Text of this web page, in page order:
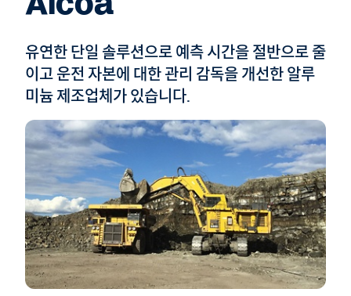
유연한 단일 솔루션으로 예측 시간을 절반으로 줄
이고 운전 자본에 대한 관리 감독을 개선한 알루
미늄 제조업체가 있습니다.